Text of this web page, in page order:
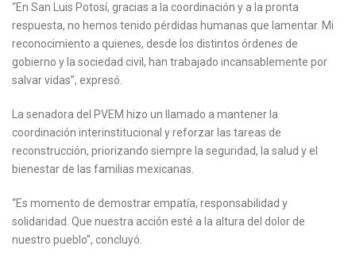
“En San Luis Potosí, gracias a la coordinación y a la pronta
respuesta, no hemos tenido pérdidas humanas que lamentar. Mi
reconocimiento a quienes, desde los distintos órdenes de
gobierno y la sociedad civil, han trabajado incansablemente por
salvar vidas”, expresó.
La senadora del PVEM hizo un llamado a mantener la
coordinación interinstitucional y reforzar las tareas de
reconstrucción, priorizando siempre la seguridad, la salud y el
bienestar de las familias mexicanas.
“Es momento de demostrar empatía, responsabilidad y
solidaridad. Que nuestra acción esté a la altura del dolor de
nuestro pueblo”, concluyó.